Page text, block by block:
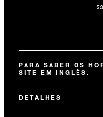
PARA SABER OS
SITE EM INGLÊS.
DETALHES